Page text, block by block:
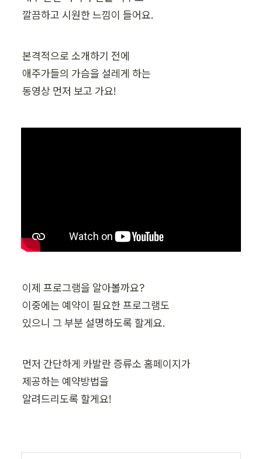
깔끔하고 시원한 느낌이 들어요.
본격적으로 소개하기 전에
애주가들의 가슴을 설레게 하는
동영상 먼저 보고 가요!
이제 프로그램을 알아볼까요?
이중에는 예약이 필요한 프로그램도
있으니 그 부분 설명하도록 할게요.
먼저 간단하게 카발란 증류소 홈페이지가
제공하는 예약방법을
알려드리도록 할게요!